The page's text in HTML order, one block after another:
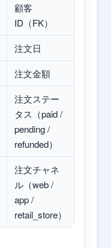
顧客
ID（FK）
注文日
注文金額
注文ステー
タス（paid /
pending /
refunded）
注文チャネ
ル（web /
app /
retail_store）